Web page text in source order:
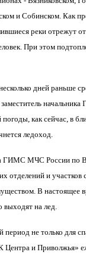
и Собинском. Как
реки отрежут
При этом
дней раньше
как сейчас, в
ледоход.
ГИМС МЧС России по
отделений и
В настоящее
выходят на лед.
не только для
и Приволжья»